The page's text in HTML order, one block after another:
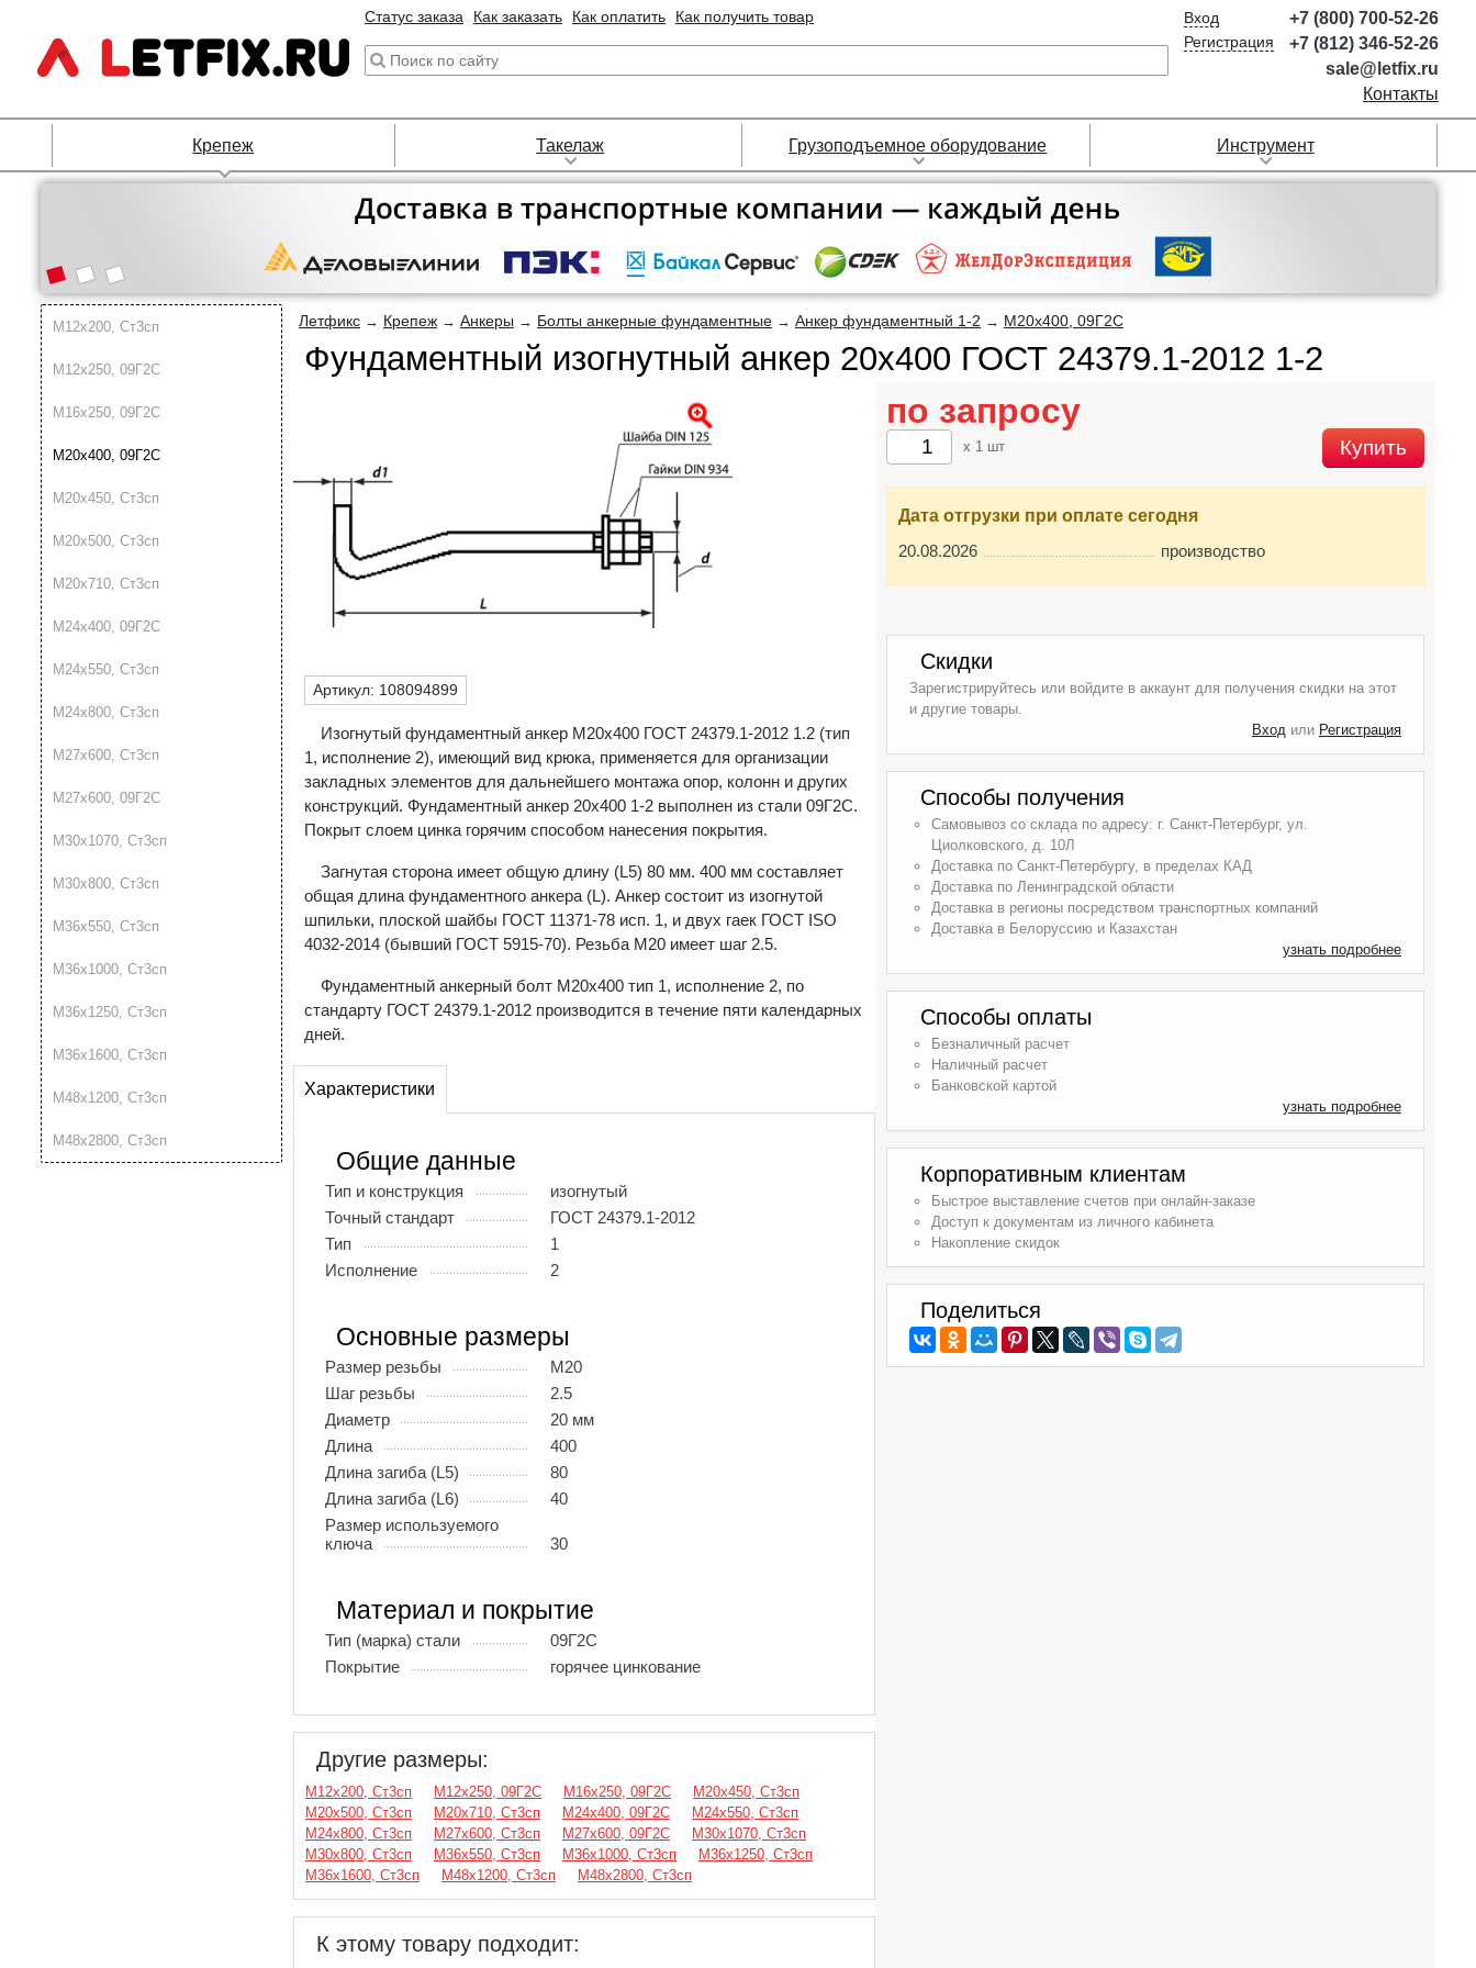
Статус заказа Как заказать Как оплатить Как получить товар
Вход
Регистрация
+7 (800) 700-52-26
+7 (812) 346-52-26
sale@letfix.ru
Контакты
Крепеж Такелаж Грузоподъемное оборудование Инструмент
М12х200, Ст3сп
М12х250, 09Г2С
М16х250, 09Г2С
М20х400, 09Г2С
М20х450, Ст3сп
М20х500, Ст3сп
М20х710, Ст3сп
М24х400, 09Г2С
М24х550, Ст3сп
М24х800, Ст3сп
М27х600, Ст3сп
М27х600, 09Г2С
М30х1070, Ст3сп
М30х800, Ст3сп
М36х550, Ст3сп
М36х1000, Ст3сп
М36х1250, Ст3сп
М36х1600, Ст3сп
М48х1200, Ст3сп
М48х2800, Ст3сп
Летфикс → Крепеж → Анкеры → Болты анкерные фундаментные → Анкер фундаментный 1-2 → М20х400, 09Г2С
Фундаментный изогнутный анкер 20х400 ГОСТ 24379.1-2012 1-2
Артикул: 108094899
Изогнутый фундаментный анкер М20х400 ГОСТ 24379.1-2012 1.2 (тип
1, исполнение 2), имеющий вид крюка, применяется для организации
закладных элементов для дальнейшего монтажа опор, колонн и других
конструкций. Фундаментный анкер 20х400 1-2 выполнен из стали 09Г2С.
Покрыт слоем цинка горячим способом нанесения покрытия.
Загнутая сторона имеет общую длину (L5) 80 мм. 400 мм составляет
общая длина фундаментного анкера (L). Анкер состоит из изогнутой
шпильки, плоской шайбы ГОСТ 11371-78 исп. 1, и двух гаек ГОСТ ISO
4032-2014 (бывший ГОСТ 5915-70). Резьба М20 имеет шаг 2.5.
Фундаментный анкерный болт М20х400 тип 1, исполнение 2, по
стандарту ГОСТ 24379.1-2012 производится в течение пяти календарных
дней.
Характеристики
Общие данные
Тип и конструкция
изогнутый
Точный стандарт
ГОСТ 24379.1-2012
Тип
1
Исполнение
2
Основные размеры
Размер резьбы
М20
Шаг резьбы
2.5
Диаметр
20 мм
Длина
400
Длина загиба (L5)
80
Длина загиба (L6)
40
Размер используемого
ключа
30
Материал и покрытие
Тип (марка) стали
09Г2С
Покрытие
горячее цинкование
Другие размеры:
М12х200, Ст3сп М12х250, 09Г2С М16х250, 09Г2С
М20х450, Ст3сп
М20х500, Ст3сп
М20х710, Ст3сп М24х400, 09Г2С
М24х550, Ст3сп
М24х800, Ст3сп
М27х600, Ст3сп М27х600, 09Г2С
М30х1070, Ст3сп
М30х800, Ст3сп
М36х550, Ст3сп М36х1000, Ст3сп
М36х1250, Ст3сп
М36х1600, Ст3сп
М48х1200, Ст3сп М48х2800, Ст3сп
К этому товару подходит:
по запросу
x 1 шт Купить
Дата отгрузки при оплате сегодня
20.08.2026
производство
Скидки
Зарегистрируйтесь или войдите в аккаунт для получения скидки на этот
и другие товары.
Вход или Регистрация
Способы получения
Самовывоз со склада по адресу: г. Санкт-Петербург, ул.
Циолковского, д. 10Л
Доставка по Санкт-Петербургу, в пределах КАД
Доставка по Ленинградской области
Доставка в регионы посредством транспортных компаний
Доставка в Белоруссию и Казахстан
узнать подробнее
Способы оплаты
Безналичный расчет
Наличный расчет
Банковской картой
узнать подробнее
Корпоративным клиентам
Быстрое выставление счетов при онлайн-заказе
Доступ к документам из личного кабинета
Накопление скидок
Поделиться